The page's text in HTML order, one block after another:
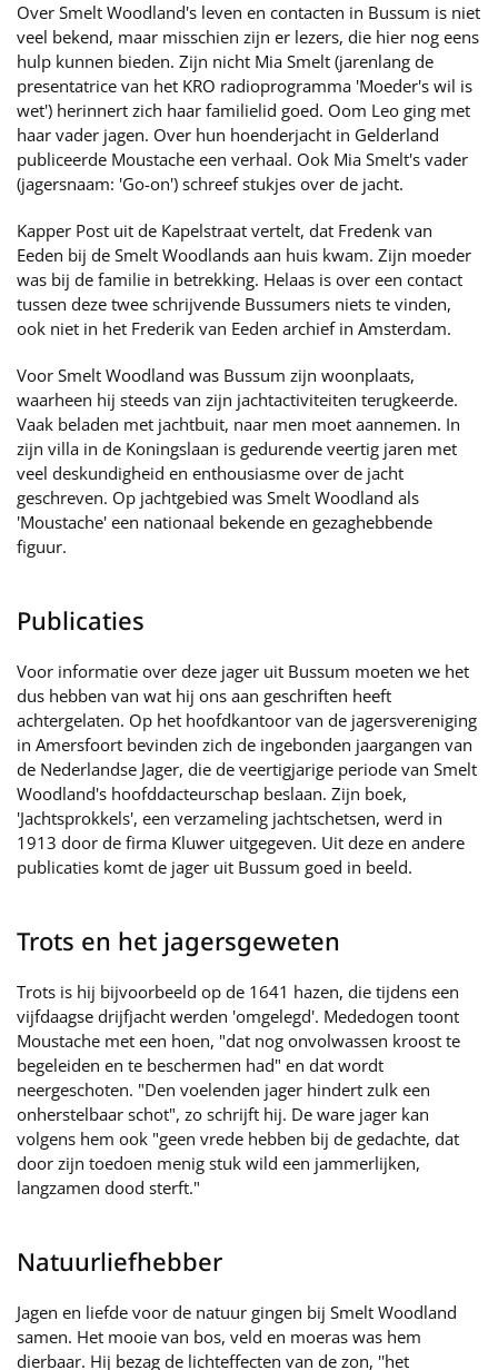
Over Smelt Woodland's leven en contacten in Bussum is niet
veel bekend, maar misschien zijn er lezers, die hier nog eens
hulp kunnen bieden. Zijn nicht Mia Smelt (jarenlang de
presentatrice van het KRO radioprogramma 'Moeder's wil is
wet') herinnert zich haar familielid goed. Oom Leo ging met
haar vader jagen. Over hun hoenderjacht in Gelderland
publiceerde Moustache een verhaal. Ook Mia Smelt's vader
(jagersnaam: 'Go-on') schreef stukjes over de jacht.
Kapper Post uit de Kapelstraat vertelt, dat Fredenk van
Eeden bij de Smelt Woodlands aan huis kwam. Zijn moeder
was bij de familie in betrekking. Helaas is over een contact
tussen deze twee schrijvende Bussumers niets te vinden,
ook niet in het Frederik van Eeden archief in Amsterdam.
Voor Smelt Woodland was Bussum zijn woonplaats,
waarheen hij steeds van zijn jachtactiviteiten terugkeerde.
Vaak beladen met jachtbuit, naar men moet aannemen. In
zijn villa in de Koningslaan is gedurende veertig jaren met
veel deskundigheid en enthousiasme over de jacht
geschreven. Op jachtgebied was Smelt Woodland als
'Moustache' een nationaal bekende en gezaghebbende
figuur.
Publicaties
Voor informatie over deze jager uit Bussum moeten we het
dus hebben van wat hij ons aan geschriften heeft
achtergelaten. Op het hoofdkantoor van de jagersvereniging
in Amersfoort bevinden zich de ingebonden jaargangen van
de Nederlandse Jager, die de veertigjarige periode van Smelt
Woodland's hoofddacteurschap beslaan. Zijn boek,
'Jachtsprokkels', een verzameling jachtschetsen, werd in
1913 door de firma Kluwer uitgegeven. Uit deze en andere
publicaties komt de jager uit Bussum goed in beeld.
Trots en het jagersgeweten
Trots is hij bijvoorbeeld op de 1641 hazen, die tijdens een
vijfdaagse drijfjacht werden 'omgelegd'. Mededogen toont
Moustache met een hoen, "dat nog onvolwassen kroost te
begeleiden en te beschermen had" en dat wordt
neergeschoten. "Den voelenden jager hindert zulk een
onherstelbaar schot", zo schrijft hij. De ware jager kan
volgens hem ook "geen vrede hebben bij de gedachte, dat
door zijn toedoen menig stuk wild een jammerlijken,
langzamen dood sterft."
Natuurliefhebber
Jagen en liefde voor de natuur gingen bij Smelt Woodland
samen. Het mooie van bos, veld en moeras was hem
dierbaar. Hij bezag de lichteffecten van de zon, ''het